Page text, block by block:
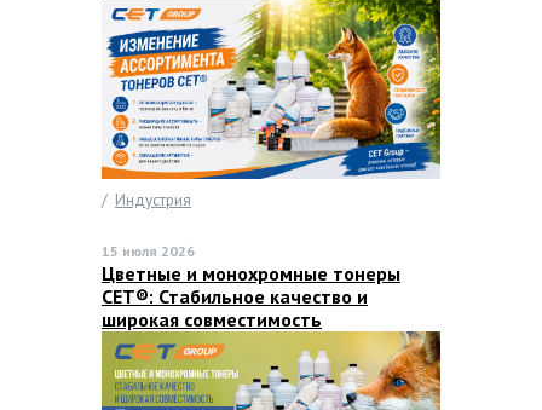
/ Индустрия
15 июля 2026
Цветные и монохромные тонеры
СЕТ®: Стабильное качество и
широкая совместимость